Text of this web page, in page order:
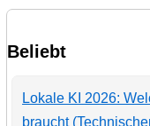
Beliebt
Lokale KI 2026:
braucht